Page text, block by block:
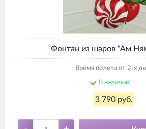
Фонтан из шаров "Ам
Время полета от 2-х
В наличии
3 790 руб.